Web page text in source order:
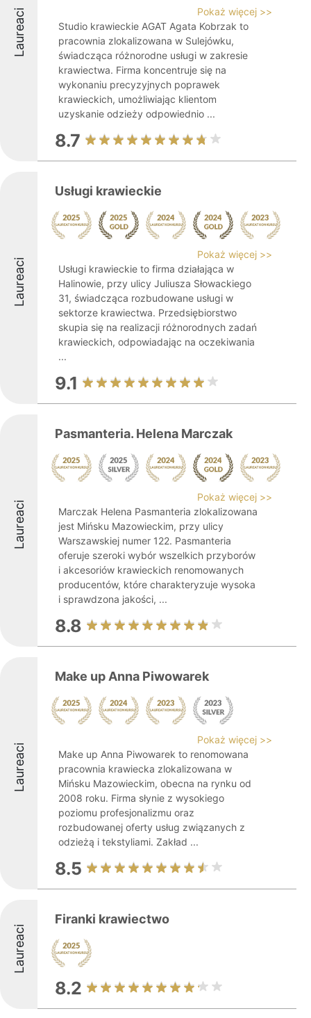
Laureaci
Pokaż więcej >>
Studio krawieckie AGAT Agata Kobrzak to
pracownia zlokalizowana w Sulejówku,
świadcząca różnorodne usługi w zakresie
krawiectwa. Firma koncentruje się na
wykonaniu precyzyjnych poprawek
krawieckich, umożliwiając klientom
uzyskanie odzieży odpowiednio ...
8.7
Laureaci
Usługi krawieckie
Pokaż więcej >>
Usługi krawieckie to firma działająca w
Halinowie, przy ulicy Juliusza Słowackiego
31, świadcząca rozbudowane usługi w
sektorze krawiectwa. Przedsiębiorstwo
skupia się na realizacji różnorodnych zadań
krawieckich, odpowiadając na oczekiwania
...
9.1
Laureaci
Pasmanteria. Helena Marczak
Pokaż więcej >>
Marczak Helena Pasmanteria zlokalizowana
jest Mińsku Mazowieckim, przy ulicy
Warszawskiej numer 122. Pasmanteria
oferuje szeroki wybór wszelkich przyborów
i akcesoriów krawieckich renomowanych
producentów, które charakteryzuje wysoka
i sprawdzona jakości, ...
8.8
Laureaci
Make up Anna Piwowarek
Pokaż więcej >>
Make up Anna Piwowarek to renomowana
pracownia krawiecka zlokalizowana w
Mińsku Mazowieckim, obecna na rynku od
2008 roku. Firma słynie z wysokiego
poziomu profesjonalizmu oraz
rozbudowanej oferty usług związanych z
odzieżą i tekstyliami. Zakład ...
8.5
Laureaci
Firanki krawiectwo
8.2